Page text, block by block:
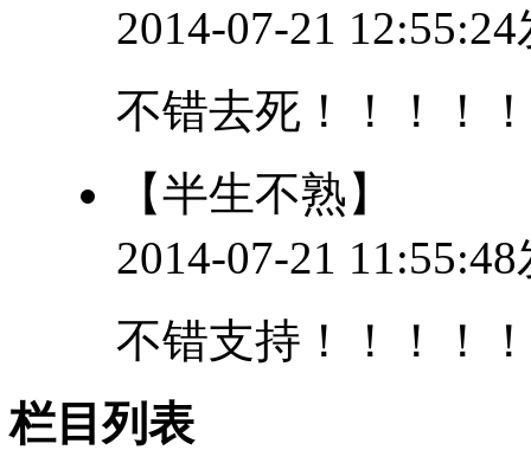
2014-07-21
不错去死！！！！
【半生不熟】
2014-07-21
不错支持！！！！
栏目列表